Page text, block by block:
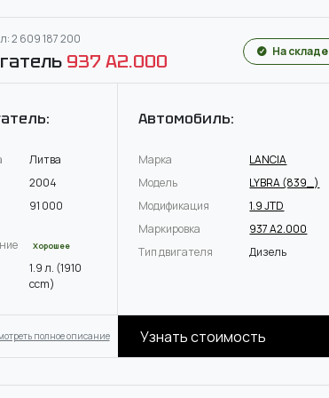
2 609 187 200
937 A2.000 На складе
Литва
2004
91 000
Хорошее
1.9 л. (1910
ccm)
Автомобиль:
Марка
LANCIA
Модель
LYBRA (839_)
Модификация
1.9 JTD
Маркировка
937 A2.000
Тип двигателя
Дизель
полное описание Узнать стоимость